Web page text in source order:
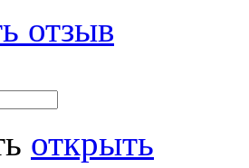
отзыв
открыть